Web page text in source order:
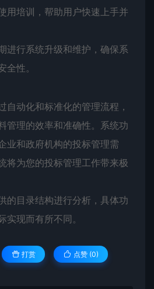
用培训，帮助用户快速上手并
进行系统升级和维护，确保系
全性。
自动化和标准化的管理流程，
管理的效率和准确性。系统功
业和政府机构的投标管理需
将为您的投标管理工作带来极
的目录结构进行分析，具体功
实现而有所不同。
打赏 点赞 (0)